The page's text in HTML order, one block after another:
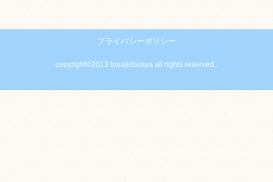
プライバシーポリシー
copyright©2013 touajidousya all rights reserved..